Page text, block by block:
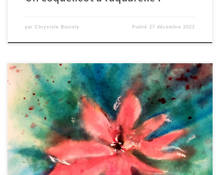
par Chrystele Bourely Publié 27 décembre 2022
voici le ciel de Montpellier .. Connaissez-vous les « Bushos » il s’agit
de pigments de couleurs présentés sous forme de poudres et qui
se diluent à l’eau … Les effets rendus peuvent être très sympas e t
complémentaires à l’aquarelle … Voici un exemple : Des fleurs